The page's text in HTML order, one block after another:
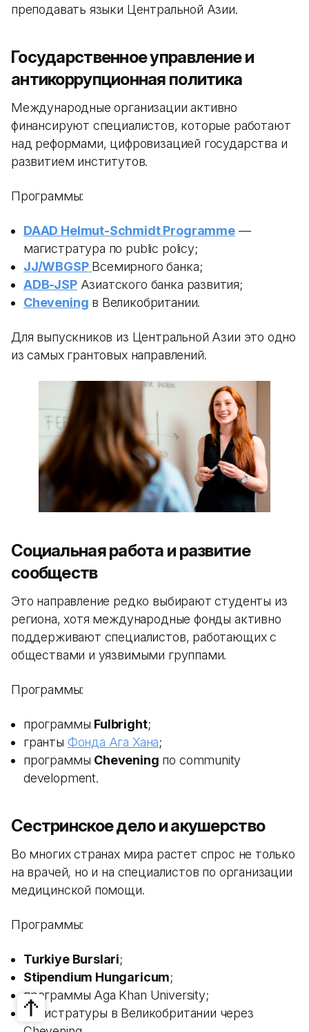
преподавать языки Центральной Азии.
Государственное управление и
антикоррупционная политика
Международные организации активно
финансируют специалистов, которые работают
над реформами, цифровизацией государства и
развитием институтов.
Программы:
DAAD Helmut-Schmidt Programme—
магистратура по public policy;
JJ/WBGSP Всемирного банка;
ADB-JSPАзиатского банка развития;
Chevening в Великобритании.
Для выпускников из Центральной Азии это одно
из самых грантовых направлений.
Социальная работа и развитие
сообществ
Это направление редко выбирают студенты из
региона, хотя международные фонды активно
поддерживают специалистов, работающих с
обществами и уязвимыми группами.
Программы:
программы Fulbright;
гранты Фонда Ага Хана;
программы Chevening по community
development.
Сестринское дело и акушерство
Во многих странах мира растет спрос не только
на врачей, но и на специалистов по организации
медицинской помощи.
Программы:
Turkiye Burslari;
Stipendium Hungaricum;
программы Aga Khan University;
магистратуры в Великобритании через